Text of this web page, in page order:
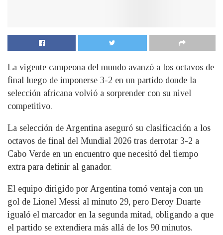
La vigente campeona del mundo avanzó a los octavos de
final luego de imponerse 3-2 en un partido donde la
selección africana volvió a sorprender con su nivel
competitivo.
La selección de Argentina aseguró su clasificación a los
octavos de final del Mundial 2026 tras derrotar 3-2 a
Cabo Verde en un encuentro que necesitó del tiempo
extra para definir al ganador.
El equipo dirigido por Argentina tomó ventaja con un
gol de Lionel Messi al minuto 29, pero Deroy Duarte
igualó el marcador en la segunda mitad, obligando a que
el partido se extendiera más allá de los 90 minutos.